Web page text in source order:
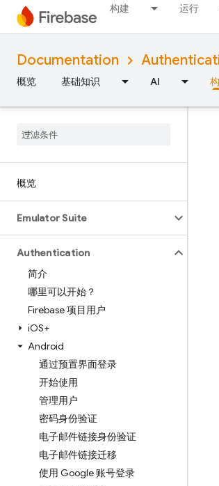
构建 运行
Documentation
概览 基础知识 AI
概览
Emulator Suite
Authentication
简介
哪里可以开始？
Firebase 项目用户
iOS+
Android
通过预置界面登录
开始使用
管理用户
密码身份验证
电子邮件链接身份验证
电子邮件链接迁移
使用 Google 账号登录